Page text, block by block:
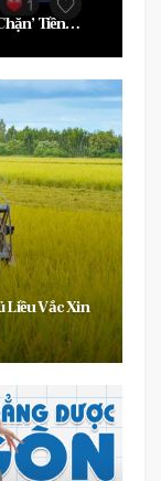
Tiền…
Vắc Xin